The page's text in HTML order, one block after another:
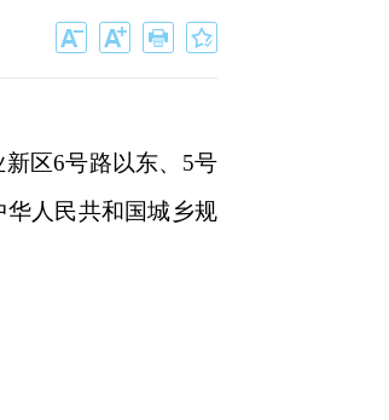
区6号路以东、5号
人民共和国城乡规